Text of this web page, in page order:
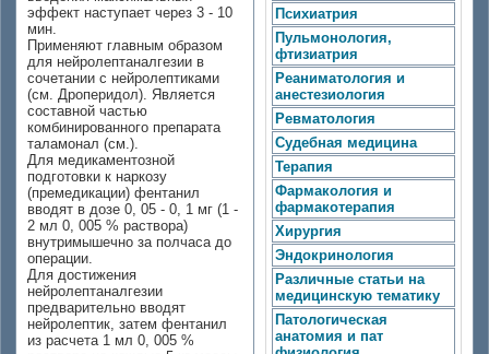
эффект наступает через 3 - 10
мин.
Применяют главным образом
для нейролептаналгезии в
сочетании с нейролептиками
(см. Дроперидол). Является
составной частью
комбинированного препарата
таламонал (см.).
Для медикаментозной
подготовки к наркозу
(премедикации) фентанил
вводят в дозе 0, 05 - 0, 1 мг (1 -
2 мл 0, 005 % раствора)
внутримышечно за полчаса до
операции.
Для достижения
нейролептаналгезии
предварительно вводят
нейролептик, затем фентанил
из расчета 1 мл 0, 005 %
Психиатрия
Пульмонология,
фтизиатрия
Реаниматология и
анестезиология
Ревматология
Судебная медицина
Терапия
Фармакология и
фармакотерапия
Хирургия
Эндокринология
Различные статьи на
медицинскую тематику
Патологическая
анатомия и пат